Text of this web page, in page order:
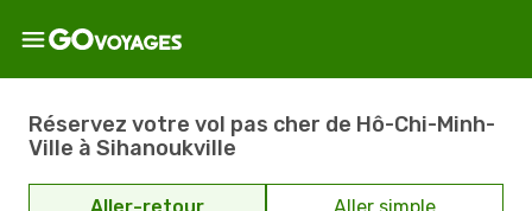
Réservez votre vol pas cher de Hô-Chi-Minh-
Ville à Sihanoukville